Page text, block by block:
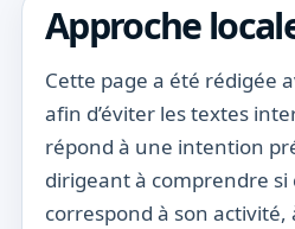
Approche
Cette page a été rédigée
afin d’éviter les textes
répond à une intention
dirigeant à comprendre
correspond à son